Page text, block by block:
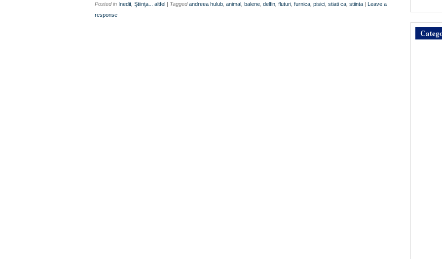
Posted in Inedit Ştiinţa... altfel | Taggedandreea hulub animal balene delfin fluturi furnica pisici stiati ca stiinta | Leave a
response